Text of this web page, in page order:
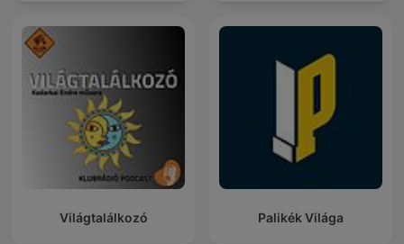
Világtalálkozó Palikék Világa